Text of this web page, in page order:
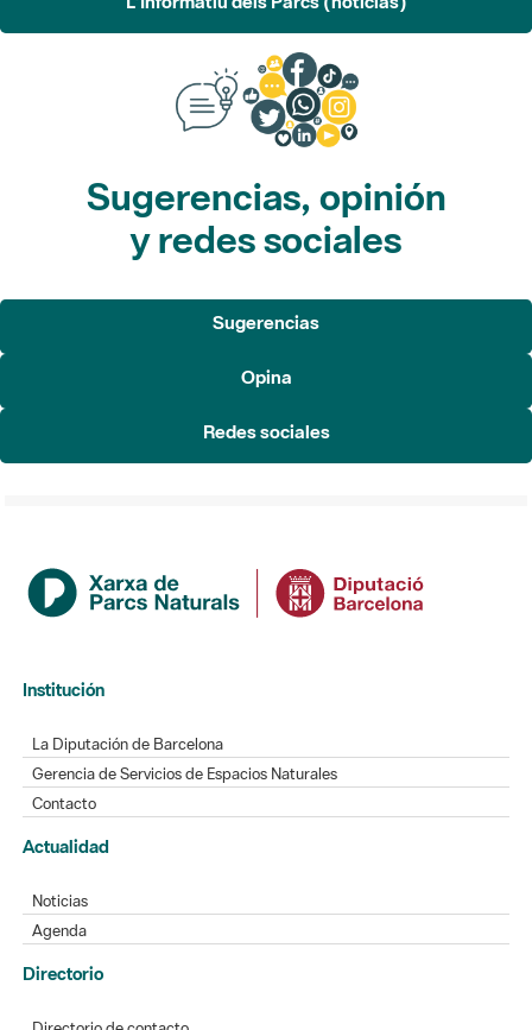
Sugerencias, opinión
y redes sociales
Sugerencias
Opina
Redes sociales
Institución
La Diputación de Barcelona
Gerencia de Servicios de Espacios Naturales
Contacto
Actualidad
Noticias
Agenda
Directorio